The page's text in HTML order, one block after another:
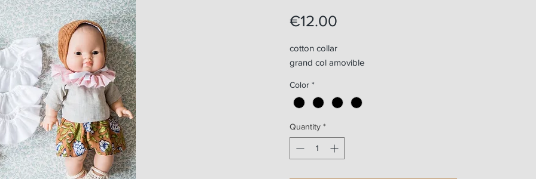
€12.00
cotton collar
grand col amovible
Color *
Quantity *